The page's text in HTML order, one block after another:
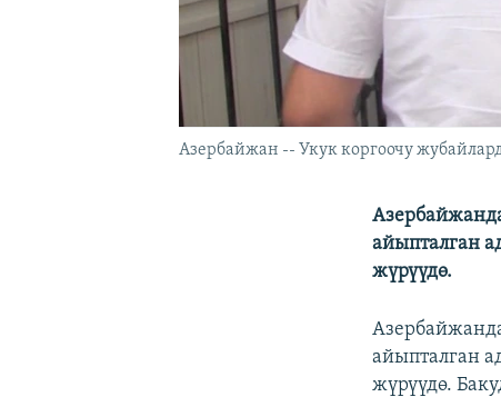
Азербайжан -- Укук коргоочу
айыпталган
жүрүүдө.
айыпталган
жүрүүдө.